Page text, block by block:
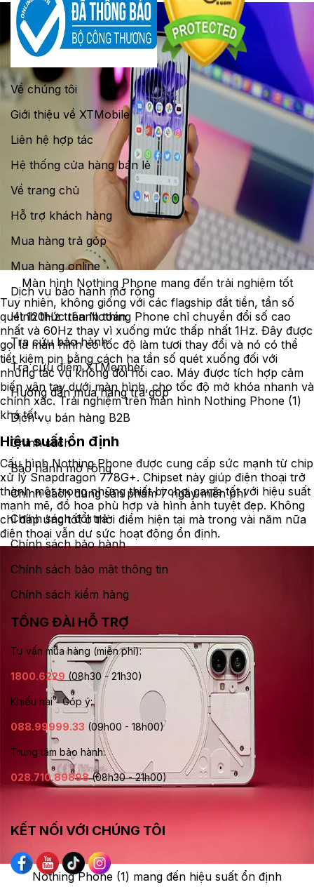
Màn hình Nothing Phone mang đến trải nghiệm tốt
Tuy nhiên, không giống với các flagship đắt tiền, tần số
quét 120Hz trên Nothing Phone chỉ chuyển đổi số cao
nhất và 60Hz thay vì xuống mức thấp nhất 1Hz. Đây được
gọi là màn hình có tốc độ làm tươi thay đổi và nó có thể
tiết kiệm pin bằng cách hạ tần số quét xuống đối với
những tác vụ không đòi hỏi cao. Máy được tích hợp cảm
biến vân tay dưới màn hình, cho tốc độ mở khóa nhanh và
chính xác. Trải nghiệm trên màn hình Nothing Phone (1)
khá tốt.
Hiệu suất ổn định
Cấu hình Nothing Phone được cung cấp sức mạnh từ chip
xử lý Snapdragon 778G+. Chipset này giúp điện thoại trở
thành một trong những thiết bị chơi game tốt với hiệu suất
mạnh mẽ, đồ họa phù hợp và hình ảnh tuyệt đẹp. Không
chỉ đáp ứng tốt ở thời điểm hiện tại mà trong vài năm nữa
điện thoại vẫn dư sức hoạt động ổn định.
Nothing Phone (1) mang đến hiệu suất ổn định
Về chúng tôi
Giới thiệu về XTMobile
Liên hệ hợp tác
Hệ thống cửa hàng bán lẻ
Về trang chủ
Hỗ trợ khách hàng
Mua hàng trả góp
Mua hàng online
Dịch vụ bảo hành mở rộng
Hình thức thanh toán
Tra cứu bảo hành
Tra cứu điểm XTMember
Hướng dẫn mua hàng trả góp
Dịch vụ bán hàng B2B
Chính sách
Bảo hành mở rộng
Chính sách dùng sản phẩm 7 ngày miễn phí
Chính sách đổi trả
Chính sách bảo hành
Chính sách bảo mật thông tin
Chính sách kiểm hàng
TỔNG ĐÀI HỖ TRỢ
Tư vấn mua hàng (miễn phí):
1800.6229 (08h30 - 21h30)
Khiếu nại - Góp ý:
088.99999.33 (09h00 - 18h00)
Trung tâm bảo hành:
028.710.89898(08h30 - 21h00)
KẾT NỐI VỚI CHÚNG TÔI